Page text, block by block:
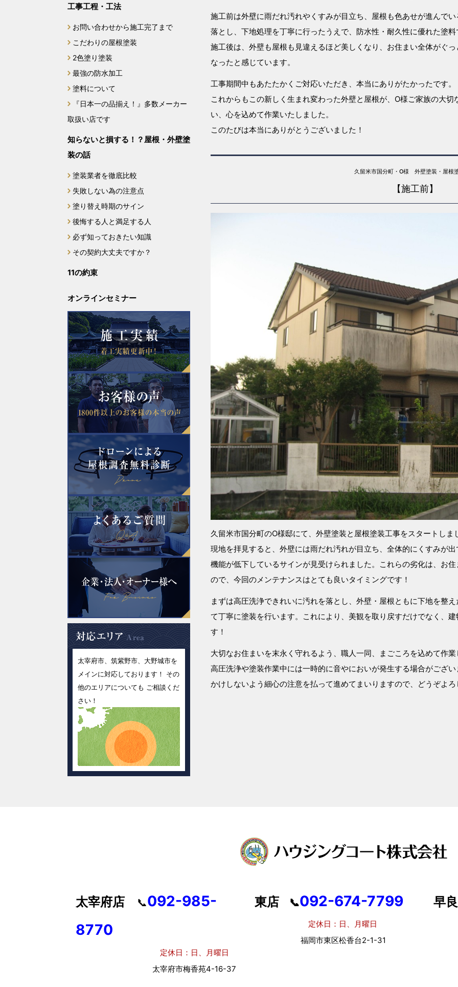
施工前は外壁に雨だれ汚れやくすみが目立ち、屋根も色あせが進んで
落とし、下地処理を丁寧に行ったうえで、防水性・耐久性に優れた塗
施工後は、外壁も屋根も見違えるほど美しくなり、お住まい全体がぐ
なったと感じています。
工事期間中もあたたかくご対応いただき、本当にありがたかったです。
これからもこの新しく生まれ変わった外壁と屋根が、O様ご家族の大
い、心を込めて作業いたしました。
このたびは本当にありがとうございました！
久留米市国分町・O様 外壁塗装・屋根
【施工前】
久留米市国分町のO様邸にて、外壁塗装と屋根塗装工事をスタートしま
現地を拝見すると、外壁には雨だれ汚れが目立ち、全体的にくすみが
機能が低下しているサインが見受けられました。これらの劣化は、お
ので、今回のメンテナンスはとても良いタイミングです！
まずは高圧洗浄できれいに汚れを落とし、外壁・屋根ともに下地を整
て丁寧に塗装を行います。これにより、美観を取り戻すだけでなく、
す！
大切なお住まいを末永く守れるよう、職人一同、まごころを込めて作
高圧洗浄や塗装作業中には一時的に音やにおいが発生する場合がござ
かけしないよう細心の注意を払って進めてまいりますので、どうぞよ
工事工程・工法
お問い合わせから施工完了まで
こだわりの屋根塗装
2色塗り塗装
最強の防水加工
塗料について
『日本一の品揃え！』多数メーカー
取扱い店です
知らないと損する！？屋根・外壁塗
装の話
塗装業者を徹底比較
失敗しない為の注意点
塗り替え時期のサイン
後悔する人と満足する人
必ず知っておきたい知識
その契約大丈夫ですか？
11の約束
オンラインセミナー
太宰府市、筑紫野市、大野城市を
メインに対応しております！ その
他のエリアについても ご相談くだ
さい！
太宰府店 📞092-985-
8770
定休日：日、月曜日
太宰府市梅香苑4-16-37
東店 📞092-674-7799
定休日：日、月曜日
福岡市東区松香台2-1-31
早